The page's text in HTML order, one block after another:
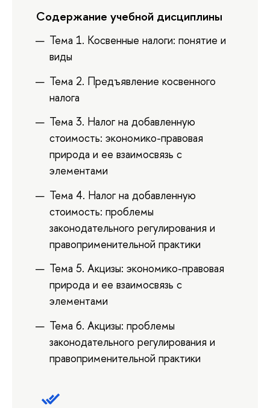
Содержание учебной дисциплины
Тема 1. Косвенные налоги: понятие и
виды
Тема 2. Предъявление косвенного
налога
Тема 3. Налог на добавленную
стоимость: экономико-правовая
природа и ее взаимосвязь с
элементами
Тема 4. Налог на добавленную
стоимость: проблемы
законодательного регулирования и
правоприменительной практики
Тема 5. Акцизы: экономико-правовая
природа и ее взаимосвязь с
элементами
Тема 6. Акцизы: проблемы
законодательного регулирования и
правоприменительной практики